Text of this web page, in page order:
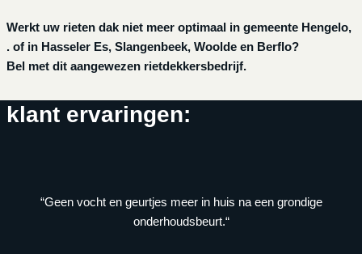
Werkt uw rieten dak niet meer optimaal in gemeente Hengelo,
. of in Hasseler Es, Slangenbeek, Woolde en Berflo?
Bel met dit aangewezen rietdekkersbedrijf.
klant ervaringen:
“Geen vocht en geurtjes meer in huis na een grondige
onderhoudsbeurt.“